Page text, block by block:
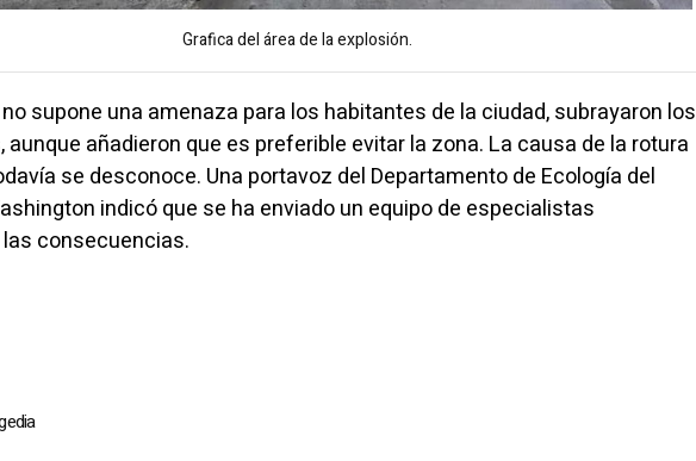
Grafica del área de la explosión.
supone una amenaza para los habitantes de la ciudad, subrayaron los
añadieron que es preferible evitar la zona. La causa de la rotura
se desconoce. Una portavoz del Departamento de Ecología del
indicó que se ha enviado un equipo de especialistas
consecuencias.